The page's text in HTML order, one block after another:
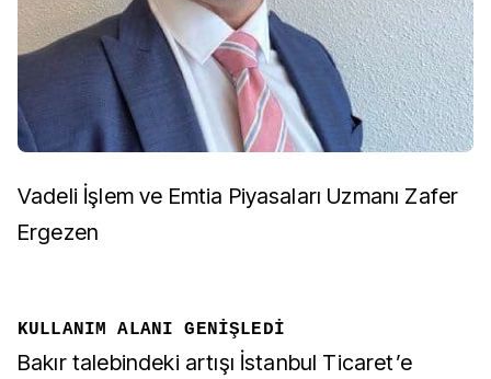
Vadeli İşlem ve Emtia Piyasaları Uzmanı Zafer
Ergezen
KULLANIM ALANI GENİŞLEDİ
Bakır talebindeki artışı İstanbul Ticaret’e